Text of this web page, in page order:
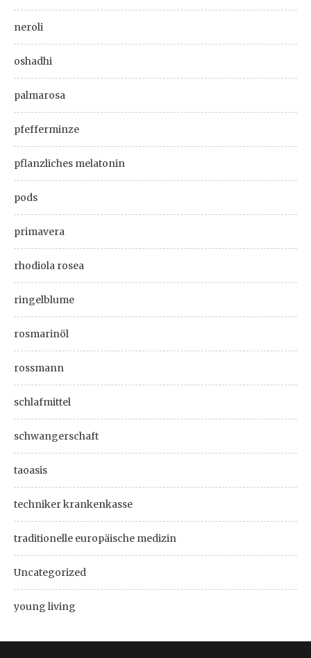
neroli
oshadhi
palmarosa
pfefferminze
pflanzliches melatonin
pods
primavera
rhodiola rosea
ringelblume
rosmarinöl
rossmann
schlafmittel
schwangerschaft
taoasis
techniker krankenkasse
traditionelle europäische medizin
Uncategorized
young living